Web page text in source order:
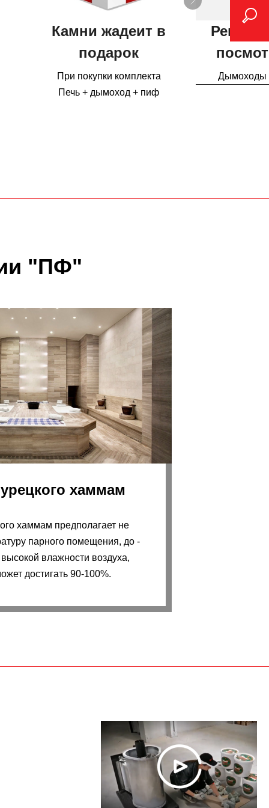
Камни жадеит в
подарок
При покупки комплекта
Печь + дымоход + пиф
Дымоходы
"ПФ"
хаммам
хаммам предполагает не
парного помещения, до -
влажности воздуха,
достигать 90-100%.